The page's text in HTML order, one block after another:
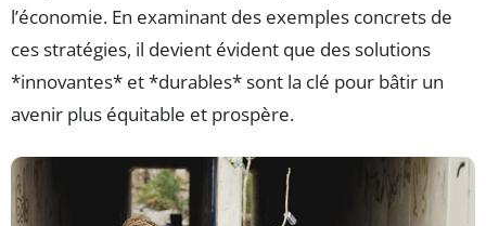
l’économie. En examinant des exemples concrets de
ces stratégies, il devient évident que des solutions
*innovantes* et *durables* sont la clé pour bâtir un
avenir plus équitable et prospère.